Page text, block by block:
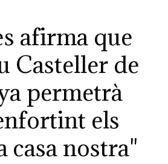
afirma que
Casteller de
permetrà
els
casa nostra"